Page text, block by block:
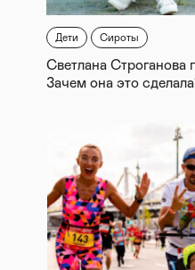
Дети Сироты
Светлана
Зачем она это